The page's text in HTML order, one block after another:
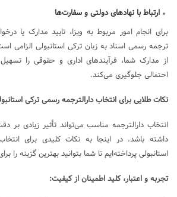
ارتباط با نهادهای دولتی و سفارت‌ها
برای انجام امور مربوط به ویزا، تایید مدارک یا
ترجمه رسمی اسناد به زبان ترکی استانبولی الزامی
از مدارک شما، فرآیندهای اداری و حقوقی را
احتمالی جلوگیری می‌کند.
نکات طلایی برای انتخاب دارالترجمه رسمی ترکی
انتخاب دارالترجمه مناسب می‌تواند تأثیر زیادی بر
داشته باشد. در اینجا به نکات کلیدی برای
استانبولی پرداخته‌ایم تا شما بتوانید بهترین گزینه را
تجربه و اعتبار، کلید اطمینان از کیفیت: